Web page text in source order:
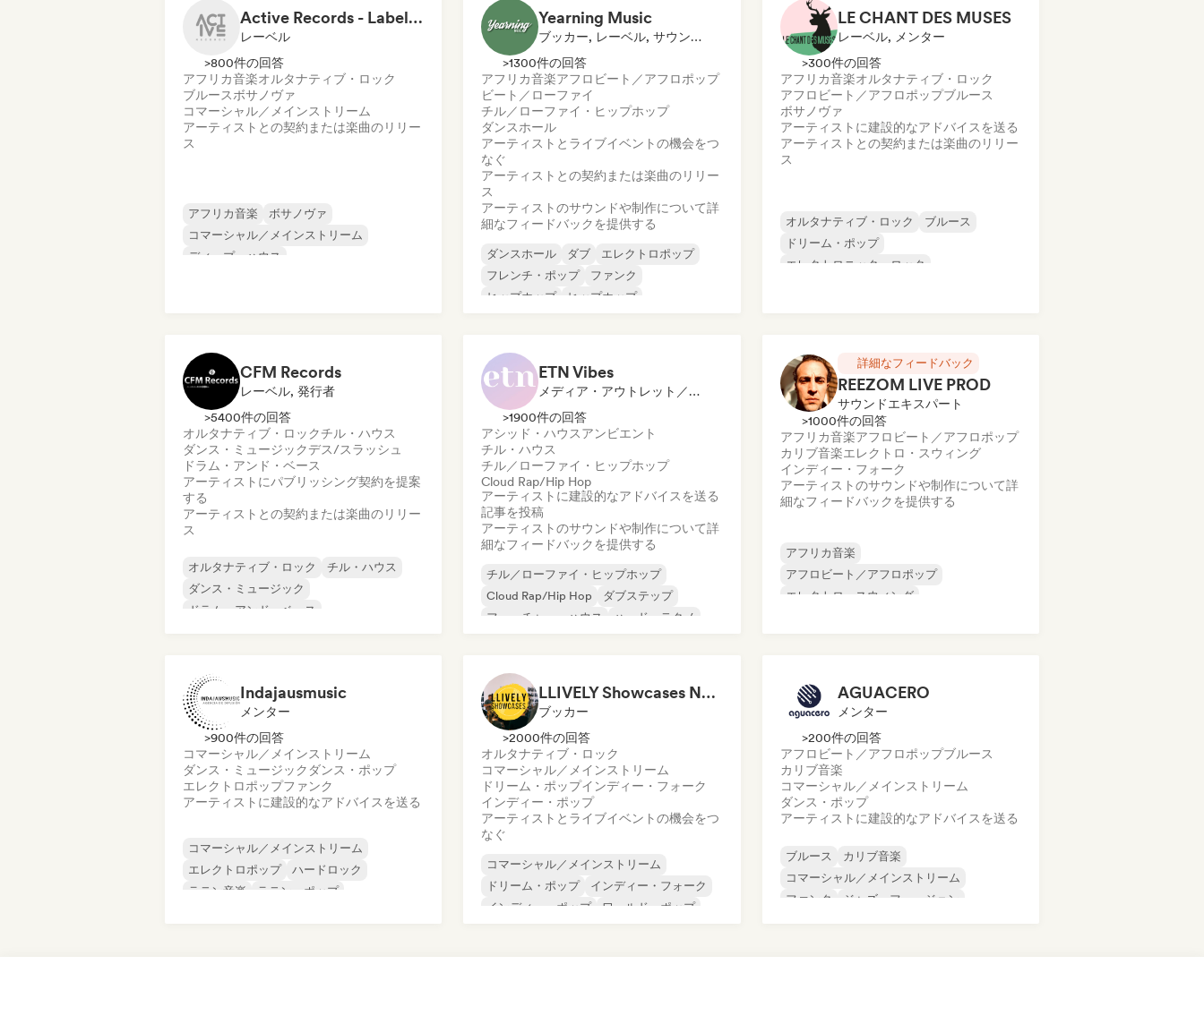
Active Records - Label services & distribution
レーベル
>800件の回答
アフリカ音楽オルタナティブ・ロック
ブルースボサノヴァ
コマーシャル／メインストリーム
アーティストとの契約または楽曲のリリー
ス
アフリカ音楽
ボサノヴァ
コマーシャル／メインストリーム
ディープ・ハウス
Yearning Music
ブッカー, レーベル, サウンドエキスパート
>1300件の回答
アフリカ音楽アフロビート／アフロポップ
ビート／ローファイ
チル／ローファイ・ヒップホップ
ダンスホール
アーティストとライブイベントの機会をつ
なぐ
アーティストとの契約または楽曲のリリー
ス
アーティストのサウンドや制作について詳
細なフィードバックを提供する
ダンスホール ダブ
エレクトロポップ
フレンチ・ポップ
ファンク
ヒップホップ
ヒップホップ
LE CHANT DES MUSES
レーベル, メンター
>300件の回答
アフリカ音楽オルタナティブ・ロック
アフロビート／アフロポップブルース
ボサノヴァ
アーティストに建設的なアドバイスを送る
アーティストとの契約または楽曲のリリー
ス
オルタナティブ・ロック
ブルース
ドリーム・ポップ
エレクトロニック・ロック
CFM Records
レーベル, 発行者
>5400件の回答
オルタナティブ・ロックチル・ハウス
ダンス・ミュージックデス/スラッシュ
ドラム・アンド・ベース
アーティストにパブリッシング契約を提案
する
アーティストとの契約または楽曲のリリー
ス
オルタナティブ・ロック
チル・ハウス
ダンス・ミュージック
ドラム・アンド・ベース
ETN Vibes
メディア・アウトレット／ジャーナリスト, メンター, サウンドエキスパート
>1900件の回答
アシッド・ハウスアンビエント
チル・ハウス
チル／ローファイ・ヒップホップ
Cloud Rap/Hip Hop
アーティストに建設的なアドバイスを送る
記事を投稿
アーティストのサウンドや制作について詳
細なフィードバックを提供する
チル／ローファイ・ヒップホップ
Cloud Rap/Hip Hop
ダブステップ
フューチャー・ハウス
ハード・テクノ
詳細なフィードバック
REEZOM LIVE PROD
サウンドエキスパート
>1000件の回答
アフリカ音楽アフロビート／アフロポップ
カリブ音楽エレクトロ・スウィング
インディー・フォーク
アーティストのサウンドや制作について詳
細なフィードバックを提供する
アフリカ音楽
アフロビート／アフロポップ
エレクトロ・スウィング
Indajausmusic
メンター
>900件の回答
コマーシャル／メインストリーム
ダンス・ミュージック ダンス・ポップ
エレクトロポップファンク
アーティストに建設的なアドバイスを送る
コマーシャル／メインストリーム
エレクトロポップ
ハードロック
ラテン音楽
ラテン・ポップ
LLIVELY Showcases Newcastle
ブッカー
>2000件の回答
オルタナティブ・ロック
コマーシャル／メインストリーム
ドリーム・ポップインディー・フォーク
インディー・ポップ
アーティストとライブイベントの機会をつ
なぐ
コマーシャル／メインストリーム
ドリーム・ポップ
インディー・フォーク
インディー・ポップ
ワールド・ポップ
AGUACERO
メンター
>200件の回答
アフロビート／アフロポップブルース
カリブ音楽
コマーシャル／メインストリーム
ダンス・ポップ
アーティストに建設的なアドバイスを送る
ブルース
カリブ音楽
コマーシャル／メインストリーム
ファンク
ジャズ・フュージョン